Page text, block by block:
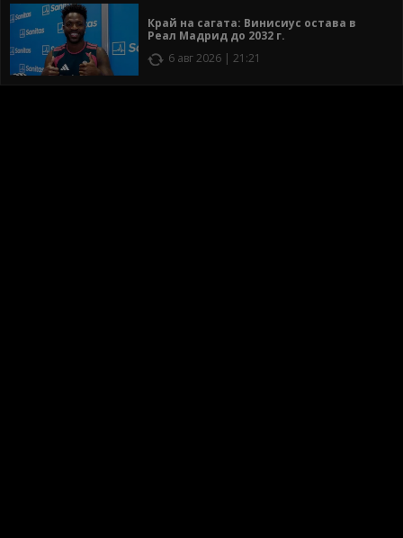
Край на сагата: Винисиус остава в
Реал Мадрид до 2032 г.
6 авг 2026 | 21:21